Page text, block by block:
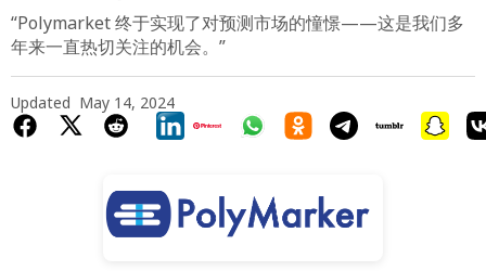
$1.33
3.51%
“Polymarket 终于实现了对预测市场的憧憬——这是我们多
年来一直热切关注的机会。”
Updated May 14, 2024